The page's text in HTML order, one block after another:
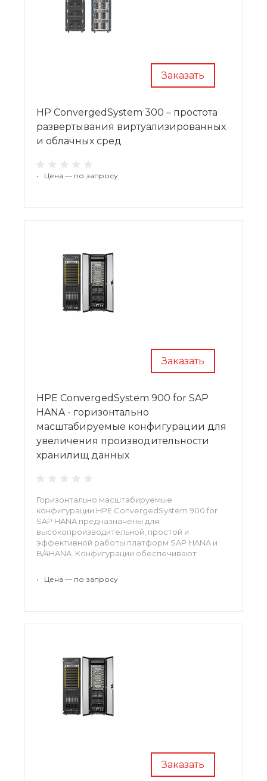
Заказать
HP ConvergedSystem 300 – простота
развертывания виртуализированных
и облачных сред
• Цена — по запросу
Заказать
HPE ConvergedSystem 900 for SAP
HANA - горизонтально
масштабируемые конфигурации для
увеличения производительности
хранилищ данных
Горизонтально масштабируемые
конфигурации HPE ConvergedSystem 900 for
SAP HANA предназначены для
высокопроизводительной, простой и
эффективной работы платформ SAP HANA и
B/4HANA. Конфигурации обеспечивают
оперативное развертывание и максимальную
• Цена — по запросу
Заказать